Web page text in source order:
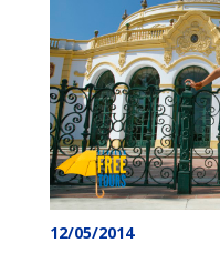
12/05/2014